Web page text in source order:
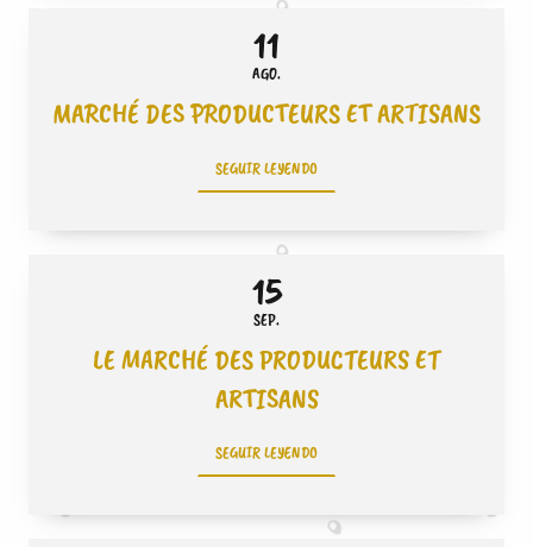
11
AGO.
MARCHÉ DES PRODUCTEURS ET ARTISANS
SEGUIR LEYENDO
15
SEP.
LE MARCHÉ DES PRODUCTEURS ET
ARTISANS
SEGUIR LEYENDO